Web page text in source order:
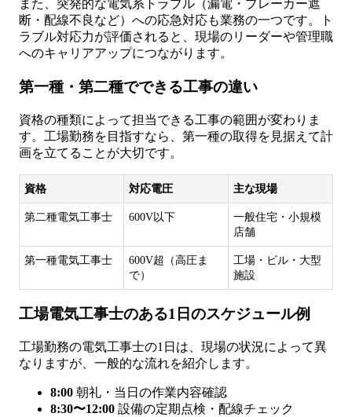
また、突発的な電気系トラブル（漏電・ブレーカー遮
断・配線不良など）への応急対応も業務の一つです。ト
ラブル対応力が評価されると、現場のリーダーや管理職
へのキャリアアップにつながります。
第一種・第二種でできる工事の違い
資格の種類によって担当できる工事の範囲が変わりま
す。工場勤務を目指すなら、第一種の取得を見据えて計
画を立てることが大切です。
資格 対応電圧 主な現場
第二種電気工事士 600V以下
一般住宅・小規模
店舗
第一種電気工事士
600V超（高圧ま
で）
工場・ビル・大型
施設
工場電気工事士のある1日のスケジュール例
工場勤務の電気工事士の1日は、現場の状況によって異
なりますが、一般的な流れを紹介します。
8:00 朝礼・当日の作業内容確認
8:30〜12:00 設備の定期点検・配線チェック